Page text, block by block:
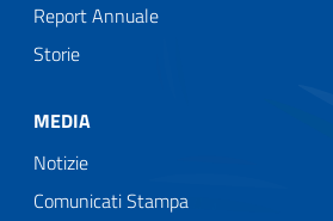
Report Annuale
Storie
MEDIA
Notizie
Comunicati Stampa